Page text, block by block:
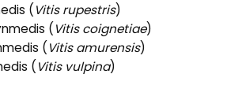
(Vitis rupestris)
(Vitis coignetiae)
(Vitis amurensis)
(Vitis vulpina)